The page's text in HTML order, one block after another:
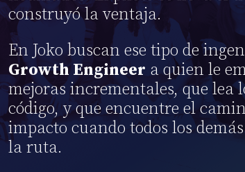
construyó la ventaja.
En Joko buscan ese tipo de
Growth Engineer a quien le
mejoras incrementales, que lea
código, y que encuentre el
impacto cuando todos los
la ruta.